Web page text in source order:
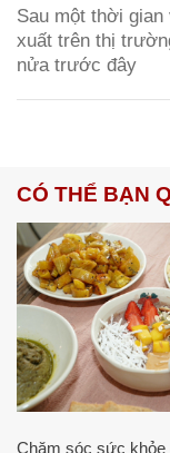
Sau một thời gian
xuất trên thị
nửa trước đây
CÓ THỂ BẠN
Chăm sóc sức khỏe